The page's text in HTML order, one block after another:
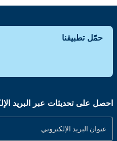
حمّل تطبيقنا
احصل على تحديثات عبر البريد